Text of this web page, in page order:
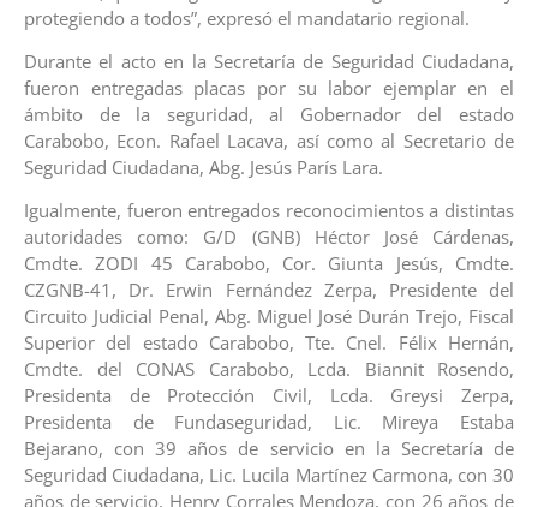
protegiendo a todos”, expresó el mandatario regional.
Durante el acto en la Secretaría de Seguridad Ciudadana,
fueron entregadas placas por su labor ejemplar en el
ámbito de la seguridad, al Gobernador del estado
Carabobo, Econ. Rafael Lacava, así como al Secretario de
Seguridad Ciudadana, Abg. Jesús París Lara.
Igualmente, fueron entregados reconocimientos a distintas
autoridades como: G/D (GNB) Héctor José Cárdenas,
Cmdte. ZODI 45 Carabobo, Cor. Giunta Jesús, Cmdte.
CZGNB-41, Dr. Erwin Fernández Zerpa, Presidente del
Circuito Judicial Penal, Abg. Miguel José Durán Trejo, Fiscal
Superior del estado Carabobo, Tte. Cnel. Félix Hernán,
Cmdte. del CONAS Carabobo, Lcda. Biannit Rosendo,
Presidenta de Protección Civil, Lcda. Greysi Zerpa,
Presidenta de Fundaseguridad, Lic. Mireya Estaba
Bejarano, con 39 años de servicio en la Secretaría de
Seguridad Ciudadana, Lic. Lucila Martínez Carmona, con 30
años de servicio, Henry Corrales Mendoza, con 26 años de